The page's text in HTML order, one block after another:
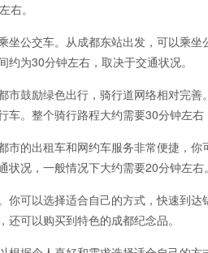
右。
公交车。从成都东站出发，可以乘
为30分钟左右，取决于交通状况。
鼓励绿色出行，骑行道网络相对完
。整个骑行路程大约需要30分钟左右
的出租车和网约车服务非常便捷，
况，一般情况下大约需要20分钟左右。
可以选择适合自己的方式，快速到
可以购买到特色的成都纪念品。